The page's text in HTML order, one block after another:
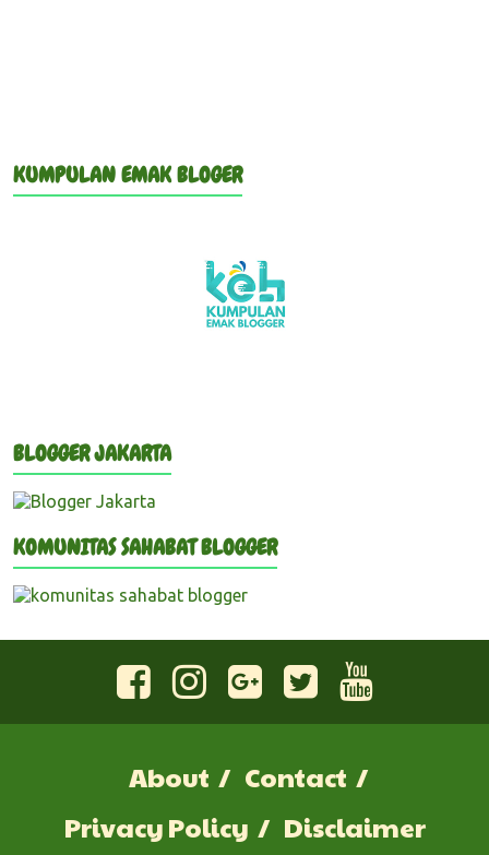
KUMPULAN EMAK BLOGER
BLOGGER JAKARTA
KOMUNITAS SAHABAT BLOGGER
About
Contact
Privacy Policy
Disclaimer